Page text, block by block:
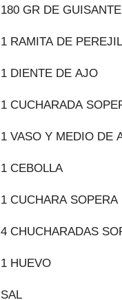
180 GR DE
1 RAMITA DE PEREJIL
1 DIENTE DE AJO
1 CUCHARADA
1 VASO Y MEDIO DE
1 CEBOLLA
1 CUCHARA
4 CHUCHARADAS
1 HUEVO
SAL